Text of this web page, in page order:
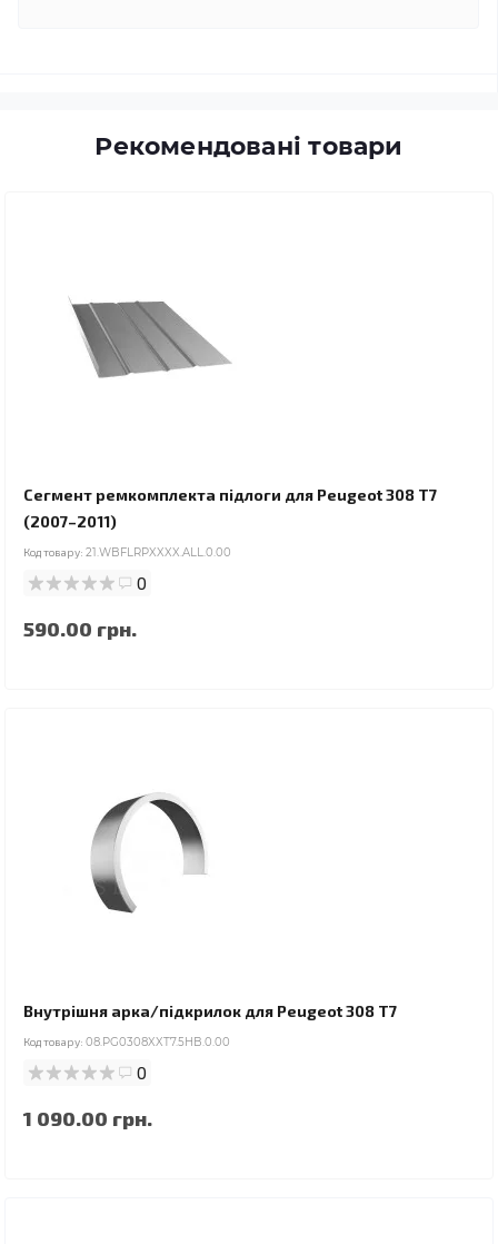
Рекомендовані товари
Сегмент ремкомплекта підлоги для Peugeot 308 T7
(2007–2011)
Код товару: 21.WBFLRPXXXX.ALL.0.00
0
590.00 грн.
Внутрішня арка/підкрилок для Peugeot 308 T7
Код товару: 08.PG0308XXT7.5HB.0.00
0
1 090.00 грн.